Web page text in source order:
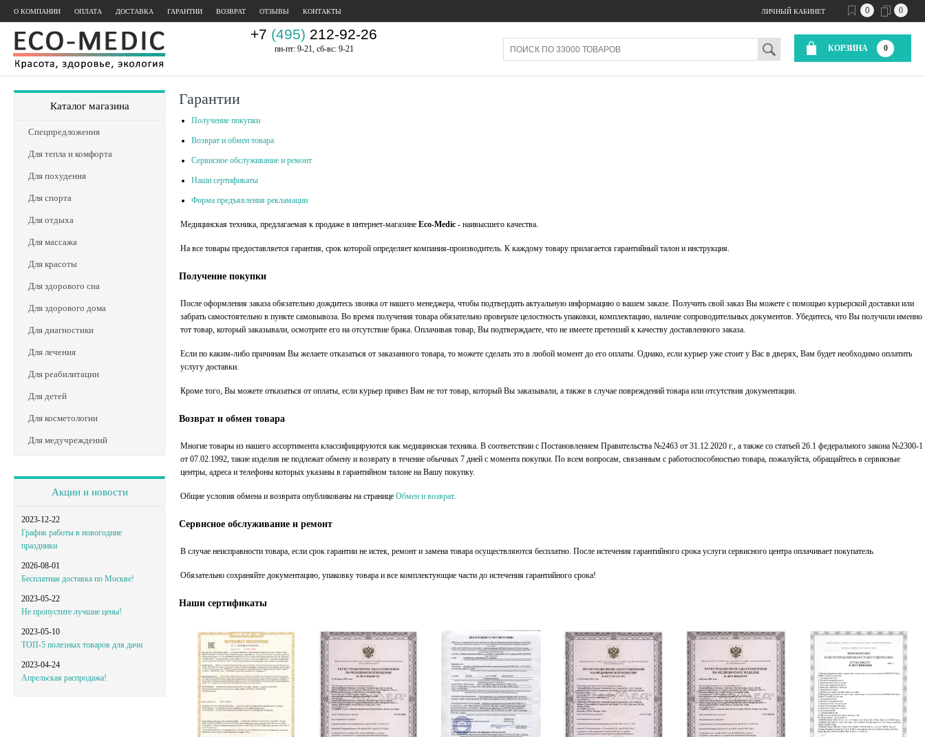
О КОМПАНИИ ОПЛАТА ДОСТАВКА ГАРАНТИИ ВОЗВРАТ ОТЗЫВЫ КОНТАКТЫ 0 0
ЛИЧНЫЙ КАБИНЕТ
КОРЗИНА 0
+7 (495) 212-92-26
пн-пт: 9-21, сб-вс: 9-21
Каталог магазина
Спецпредложения
Для тепла и комфорта
Для похудения
Для спорта
Для отдыха
Для массажа
Для красоты
Для здорового сна
Для здорового дома
Для диагностики
Для лечения
Для реабилитации
Для детей
Для косметологии
Для медучреждений
Акции и новости
2023-12-22
График работы в новогодние
праздники
2026-08-01
Бесплатная доставка по Москве!
2023-05-22
Не пропустите лучшие цены!
2023-05-10
ТОП-5 полезных товаров для дачи
2023-04-24
Апрельская распродажа!
Гарантии
Получение покупки
Возврат и обмен товара
Сервисное обслуживание и ремонт
Наши сертификаты
Форма предъявления рекламации
Медицинская техника, предлагаемая к продаже в интернет-магазине Eco-Medic - наивысшего качества.
На все товары предоставляется гарантия, срок которой определяет компания-производитель. К каждому товару прилагается гарантийный талон и инструкция.
Получение покупки
После оформления заказа обязательно дождитесь звонка от нашего менеджера, чтобы подтвердить актуальную информацию о вашем заказе. Получить свой заказ Вы можете с помощью курьерской доставки или
забрать самостоятельно в пункте самовывоза. Во время получения товара обязательно проверьте целостность упаковки, комплектацию, наличие сопроводительных документов. Убедитесь, что Вы получили именно
тот товар, который заказывали, осмотрите его на отсутствие брака. Оплачивая товар, Вы подтверждаете, что не имеете претензий к качеству доставленного заказа.
Если по каким-либо причинам Вы желаете отказаться от заказанного товара, то можете сделать это в любой момент до его оплаты. Однако, если курьер уже стоит у Вас в дверях, Вам будет необходимо оплатить
услугу доставки.
Кроме того, Вы можете отказаться от оплаты, если курьер привез Вам не тот товар, который Вы заказывали, а также в случае повреждений товара или отсутствия документации.
Возврат и обмен товара
Многие товары из нашего ассортимента классифицируются как медицинская техника. В соответствии с Постановлением Правительства №2463 от 31.12.2020 г., а также со статьей 26.1 федерального закона №2300-1
от 07.02.1992, такие изделия не подлежат обмену и возврату в течение обычных 7 дней с момента покупки. По всем вопросам, связанным с работоспособностью товара, пожалуйста, обращайтесь в сервисные
центры, адреса и телефоны которых указаны в гарантийном талоне на Вашу покупку.
Общие условия обмена и возврата опубликованы на странице Обмен и возврат.
Сервисное обслуживание и ремонт
В случае неисправности товара, если срок гарантии не истек, ремонт и замена товара осуществляются бесплатно. После истечения гарантийного срока услуги сервисного центра оплачивает покупатель.
Обязательно сохраняйте документацию, упаковку товара и все комплектующие части до истечения гарантийного срока!
Наши сертификаты